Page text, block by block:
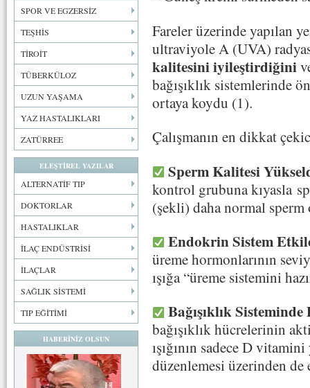
SPOR VE EGZERSİZ
TEŞHİS
TİROİT
TÜBERKÜLOZ
UZUN YAŞAMA
YAZ HASTALIKLARI
ZATÜRREE
ELEŞTİREL YAZILAR
ALTERNATİF TIP
DOKTORLAR
HASTALIKLAR
İLAÇ ENDÜSTRİSİ
İLAÇLAR
SAĞLIK SİSTEMİ
TIP EĞİTİMİ
HABERİNİZ OLSUN
Fareler üzerinde yapılan
ultraviyole A (UVA)
kalitesini iyileştirdiğini
bağışıklık sistemlerinde
ortaya koydu (1).
Çalışmanın en dikkat
Sperm Kalitesi
kontrol grubuna kıyasla
(şekli) daha normal sperm
Endokrin Sistem
üreme hormonlarının
ışığa “üreme sistemini
Bağışıklık
bağışıklık hücrelerinin
ışığının sadece D
düzenlemesi üzerinden